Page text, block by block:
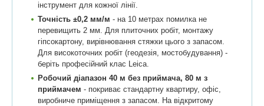
інструмент для кожної лінії.
Точність ±0,2 мм/м - на 10 метрах помилка не
перевищить 2 мм. Для плиточних робіт, монтажу
гіпсокартону, вирівнювання стяжки цього з запасом.
Для високоточних робіт (геодезія, мостобудування) -
беріть професійний клас Leica.
Робочий діапазон 40 м без приймача, 80 м з
приймачем - покриває стандартну квартиру, офіс,
виробниче приміщення з запасом. На відкритому